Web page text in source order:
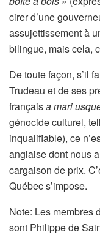
cirer d’une
assujettissement à
bilingue, mais cela,
De toute façon, s’il
Trudeau et de ses
françaisa mari
génocide culturel,
inqualifiable), ce
anglaise dont nous
cargaison de prix.
Québec s’impose.
Note: Les membres
sont Philippe de